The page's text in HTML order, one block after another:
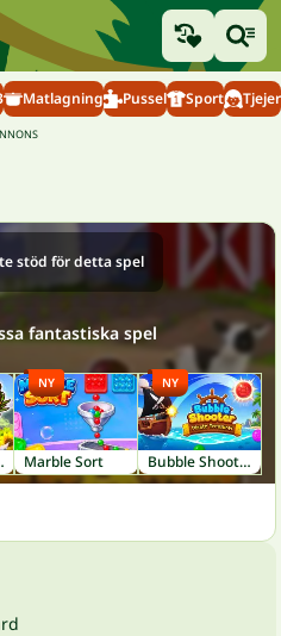
Matlagning Pussel Sport Tjejer
stöd för detta spel
fantastiska spel
Marble Sort
NY
Bubble Shooter: Pirate Treasures
NY